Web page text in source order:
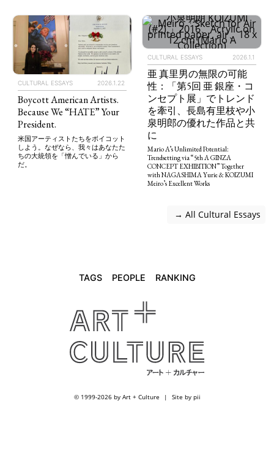
CULTURAL ESSAYS 2026.1.22
Boycott American Artists.
Because We “HATE” Your
President.
米国アーティストたちをボイコット
しよう。なぜなら、我々はあなたた
ちの大統領を「憎んでいる」から
だ。
CULTURAL ESSAYS 2026.1.1
亜 真里男の無限の可能
性：「第5回 亜 銀座・コ
ンセプト展」でトレンド
を牽引、長島有里枝や小
泉明郎の優れた作品と共
に
Mario A’s Unlimited Potential:
Trendsetting via “5th A GINZA
CONCEPT EXHIBITION” Together
with NAGASHIMA Yurie & KOIZUMI
Meiro’s Excellent Works
→ All Cultural Essays
TAGS PEOPLE RANKING
© 1999-2026 by Art + Culture Site by pii